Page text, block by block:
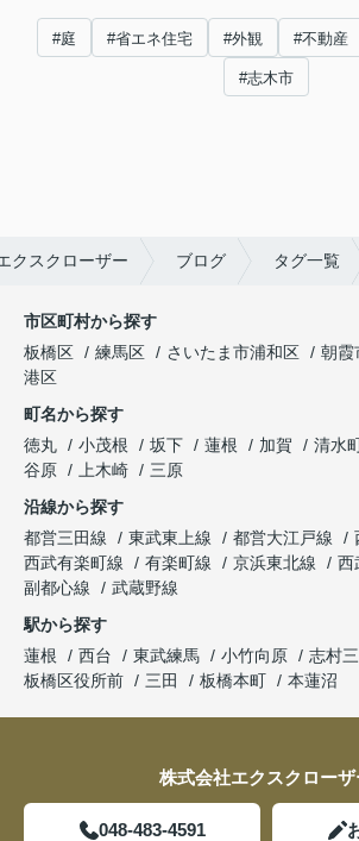
#庭 #省エネ住宅 #外観 #不動産
#志木市
クスクローザー ブログ タグ一覧
市区町村から探す
板橋区
練馬区 さいたま市浦和区 朝霞
港区
町名から探す
徳丸
小茂根 坂下 蓮根 加賀 清水
谷原
上木崎
三原
沿線から探す
都営三田線
東武東上線 都営大江戸線
西武有楽町線
有楽町線 京浜東北線
西
副都心線
武蔵野線
駅から探す
蓮根
西台 東武練馬 小竹向原 志村
板橋区役所前
三田 板橋本町 本蓮沼
株式会社エクスクローザ
048-483-4591